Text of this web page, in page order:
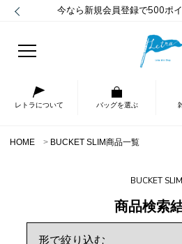
今なら新規会員登録で500ポ
レトラについて バッグを選ぶ
HOME BUCKET SLIM商品一覧
BUCKET SLIM
商品検索